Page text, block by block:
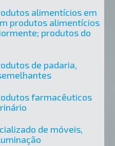
alimentícios em
produtos alimentícios
produtos do
de padaria,
farmacêuticos
de móveis,